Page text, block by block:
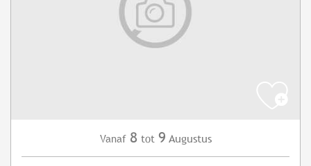
Vanaf 8 tot 9 Augustus